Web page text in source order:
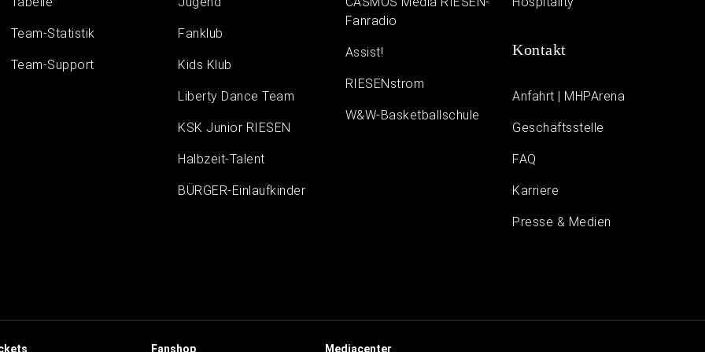
Team-Statistik
Team-Support
Fanklub
Kids Klub
Liberty Dance Team
KSK Junior RIESEN
Halbzeit-Talent
BÜRGER-Einlaufkinder
Fanradio
Assist!
RIESENstrom
W&W-Basketballschule
Kontakt
Anfahrt | MHPArena
Geschäftsstelle
FAQ
Karriere
Presse & Medien
Fanshop Mediacenter